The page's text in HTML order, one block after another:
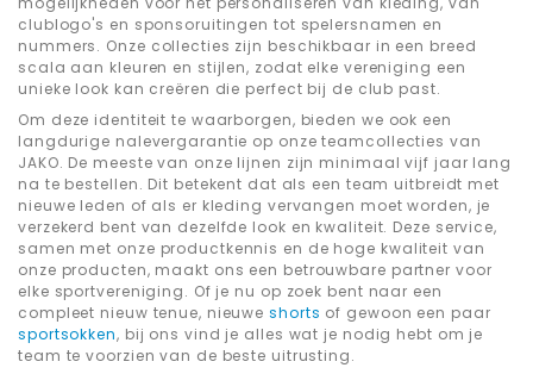
clublogo's en sponsoruitingen tot spelersnamen en
nummers. Onze collecties zijn beschikbaar in een breed
scala aan kleuren en stijlen, zodat elke vereniging een
unieke look kan creëren die perfect bij de club past.
Om deze identiteit te waarborgen, bieden we ook een
langdurige nalevergarantie op onze teamcollecties van
JAKO. De meeste van onze lijnen zijn minimaal vijf jaar lang
na te bestellen. Dit betekent dat als een team uitbreidt met
nieuwe leden of als er kleding vervangen moet worden, je
verzekerd bent van dezelfde look en kwaliteit. Deze service,
samen met onze productkennis en de hoge kwaliteit van
onze producten, maakt ons een betrouwbare partner voor
elke sportvereniging. Of je nu op zoek bent naar een
compleet nieuw tenue, nieuweshorts of gewoon een paar
sportsokken, bij ons vind je alles wat je nodig hebt om je
team te voorzien van de beste uitrusting.